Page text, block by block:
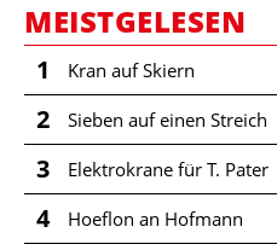
MEISTGELESEN
1 Kran auf Skiern
2 Sieben auf einen Streich
3 Elektrokrane für T. Pater
4 Hoeflon an Hofmann